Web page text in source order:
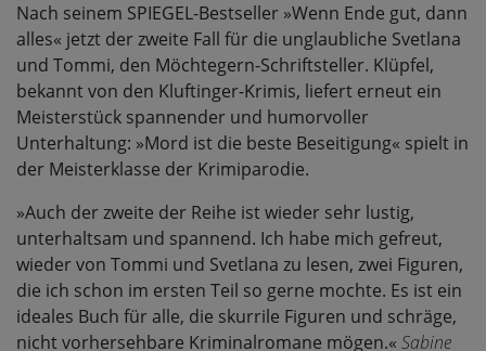
Nach seinem SPIEGEL-Bestseller »Wenn Ende gut, dann
alles« jetzt der zweite Fall für die unglaubliche Svetlana
und Tommi, den Möchtegern-Schriftsteller. Klüpfel,
bekannt von den Kluftinger-Krimis, liefert erneut ein
Meisterstück spannender und humorvoller
Unterhaltung: »Mord ist die beste Beseitigung« spielt in
der Meisterklasse der Krimiparodie.
»Auch der zweite der Reihe ist wieder sehr lustig,
unterhaltsam und spannend. Ich habe mich gefreut,
wieder von Tommi und Svetlana zu lesen, zwei Figuren,
die ich schon im ersten Teil so gerne mochte. Es ist ein
ideales Buch für alle, die skurrile Figuren und schräge,
nicht vorhersehbare Kriminalromane mögen.« Sabine